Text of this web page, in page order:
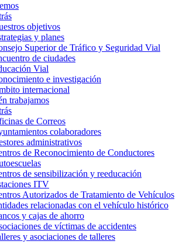
objetivos
y planes
Superior de Tráfico y Seguridad Vial
de ciudades
Vial
e investigación
internacional
trabajamos
de Correos
colaboradores
administrativos
de Reconocimiento de Conductores
de sensibilización y reeducación
ITV
Autorizados de Tratamiento de Vehículos
relacionadas con el vehículo histórico
y cajas de ahorro
de víctimas de accidentes
y asociaciones de talleres